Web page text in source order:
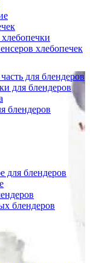
хлебопечек
для блендеров
для блендеров
блендеров
для блендеров
блендеров